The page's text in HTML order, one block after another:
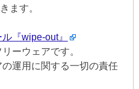
ます。
『wipe-out』
ーウェアです。
運用に関する一切の責任